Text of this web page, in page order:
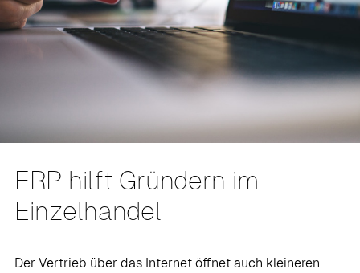
ERP hilft Gründern im
Einzelhandel
Der Vertrieb über das Internet öffnet auch kleineren